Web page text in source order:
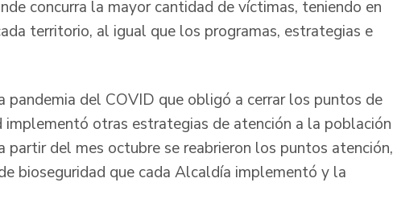
concurra la mayor cantidad de víctimas, teniendo en
territorio, al igual que los programas, estrategias e
del COVID que obligó a cerrar los puntos de
otras estrategias de atención a la población
partir del mes octubre se reabrieron los puntos atención,
bioseguridad que cada Alcaldía implementó y la